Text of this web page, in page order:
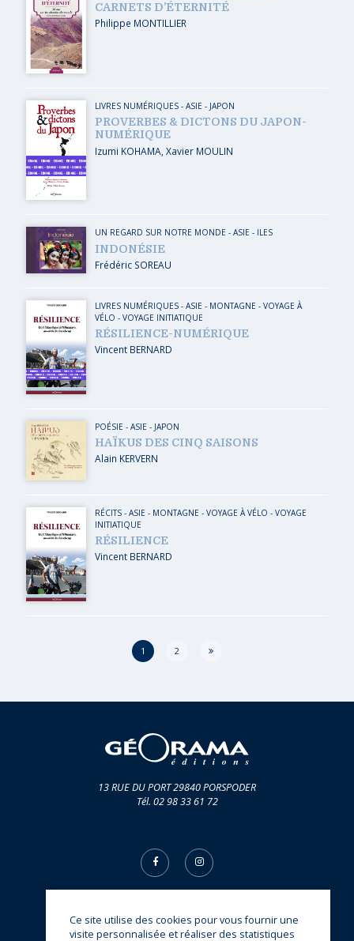
CARNETS D’ÉTERNITÉ
Philippe MONTILLIER
LIVRES NUMÉRIQUES- ASIE - JAPON
PROVERBES & DICTONS DU JAPON-
NUMÉRIQUE
Izumi KOHAMA Xavier MOULIN
UN REGARD SUR NOTRE MONDE - ASIE - ILES
INDONÉSIE
Frédéric SOREAU
LIVRES NUMÉRIQUES- ASIE - MONTAGNE - VOYAGE À
VÉLO - VOYAGE INITIATIQUE
RÉSILIENCE-NUMÉRIQUE
Vincent BERNARD
POÉSIE - ASIE - JAPON
HAÏKUS DES CINQ SAISONS
Alain KERVERN
RÉCITS- ASIE - MONTAGNE - VOYAGE À VÉLO - VOYAGE
INITIATIQUE
RÉSILIENCE
Vincent BERNARD
1 2
13 RUE DU PORT 29840 PORSPODER
Tél. 02 98 33 61 72
© Éditions Géorama 2026
Ce site utilise des cookies pour vous fournir une
visite personnalisée et réaliser des statistiques